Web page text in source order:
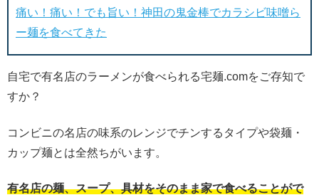
痛い！痛い！でも旨い！神田の鬼金棒でカラシビ味噌ら
ー麺を食べてきた
自宅で有名店のラーメンが食べられる宅麺.comをご存知で
すか？
コンビニの名店の味系のレンジでチンするタイプや袋麺・
カップ麺とは全然ちがいます。
有名店の麺、スープ、具材をそのまま家で食べることがで